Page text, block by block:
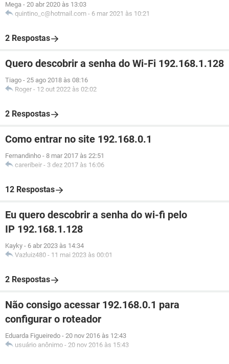
Mega - 20 abr 2020 às 13:03
quintino_c@hotmail.com - 6 mar 2021 às 10:21
2 Respostas
Quero descobrir a senha do Wi-Fi 192.168.1.128
Tiago - 25 ago 2018 às 08:16
Roger - 12 out 2022 às 02:02
2 Respostas
Como entrar no site 192.168.0.1
Fernandinho - 8 mar 2017 às 22:51
careribeir - 3 dez 2017 às 16:06
12 Respostas
Eu quero descobrir a senha do wi-fi pelo
IP 192.168.1.128
Kayky - 6 abr 2023 às 14:34
Vazluiz480 - 11 mai 2023 às 00:01
2 Respostas
Não consigo acessar 192.168.0.1 para
configurar o roteador
Eduarda Figueiredo - 20 nov 2016 às 12:43
usuário anônimo - 20 nov 2016 às 15:43